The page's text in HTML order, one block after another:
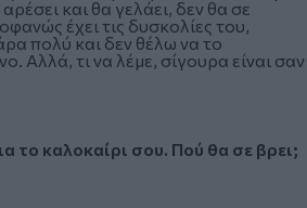
και θα γελάει, δεν θα σε
έχει τις δυσκολίες του,
πολύ και δεν θέλω να το
Αλλά, τι να λέμε, σίγουρα είναι σαν
το καλοκαίρι σου. Πού θα σε βρει;